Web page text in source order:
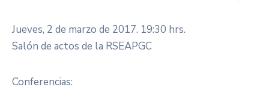
Jueves, 2 de marzo de 2017. 19:30 hrs.
Salón de actos de la RSEAPGC
​Conferencias: